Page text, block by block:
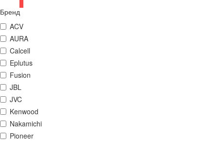
Бренд
ACV
AURA
Calcell
Eplutus
Fusion
JBL
JVC
Kenwood
Nakamichi
Pioneer